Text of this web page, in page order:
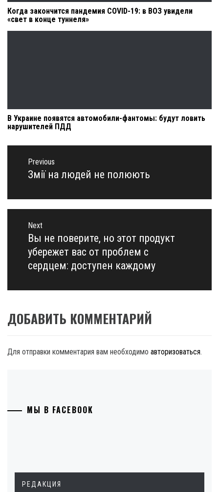
Когда закончится пандемия COVID-19: в ВОЗ увидели
«свет в конце туннеля»
В Украине появятся автомобили-фантомы: будут ловить
нарушителей ПДД
Навигация
записям
Previous
Previous
Змії на людей не полюють
Next
Next
post:
Вы не поверите, но этот продукт
убережет вас от проблем с
сердцем: доступен каждому
ДОБАВИТЬ КОММЕНТАРИЙ
Для отправки комментария вам необходимо авторизоваться.
МЫ В FACEBOOK
РЕДАКЦИЯ